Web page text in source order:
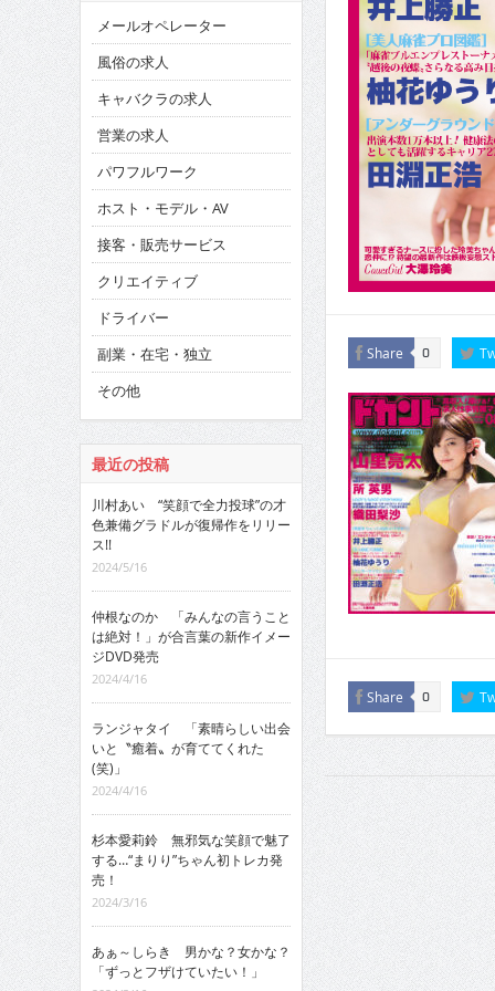
Share 0
Share 0
メールオペレーター
風俗の求人
キャバクラの求人
営業の求人
パワフルワーク
ホスト・モデル・AV
接客・販売サービス
クリエイティブ
ドライバー
副業・在宅・独立
その他
最近の投稿
川村あい “笑顔で全力投球”の才
色兼備グラドルが復帰作をリリー
ス!!
2024/5/16
仲根なのか 「みんなの言うこと
は絶対！」が合言葉の新作イメー
ジDVD発売
2024/4/16
ランジャタイ 「素晴らしい出会
いと〝癒着〟が育ててくれた
(笑)」
2024/4/16
杉本愛莉鈴 無邪気な笑顔で魅了
する…“まりり”ちゃん初トレカ発
売！
2024/3/16
あぁ～しらき 男かな？女かな？
「ずっとフザけていたい！」